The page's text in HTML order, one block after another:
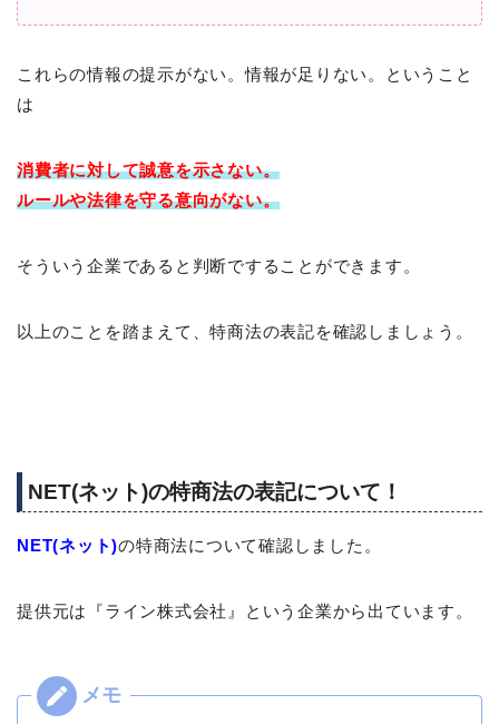
これらの情報の提示がない。情報が足りない。ということ
は
消費者に対して誠意を示さない。
ルールや法律を守る意向がない。
そういう企業であると判断ですることができます。
以上のことを踏まえて、特商法の表記を確認しましょう。
NET(ネット)の特商法の表記について！
NET(ネット)の特商法について確認しました。
提供元は『ライン株式会社』という企業から出ています。